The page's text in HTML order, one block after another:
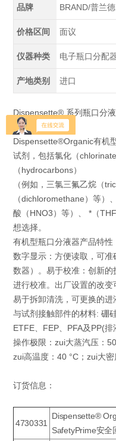
品牌 BRAND/普兰德
价格区间 面议
仪器种类 电子瓶口分配
产地类别 进口
Dispensette® 系列瓶口分
液选择。
Dispensette®Organic有机
试剂，包括氯化（
（hydrocarbons）
（例如，三氯三氟乙烷（
（dichloromethane）等）
酸（HNO3）等）、 *（
想选择。
有机型瓶口分液器产品特性
数字显示：方便读取，可
数器）。易于校准：创新
进行校准。出厂设置的改变
易于拆卸清洗，可更换的进
与试剂接触部件的材料: 硼
ETFE、FEP、PFA及PP(排
操作极限：zui大蒸汽压：
zui高温度：40 °C；zui大密
订货信息：
4730331
Dispensette®
SafetyPrime安全